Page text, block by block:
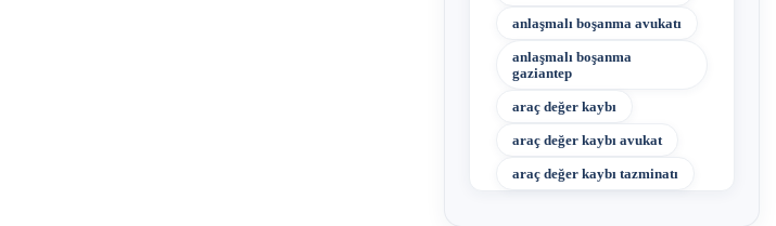
anlaşmalı boşanma avukatı
anlaşmalı boşanma
gaziantep
araç değer kaybı
araç değer kaybı avukat
araç değer kaybı tazminatı